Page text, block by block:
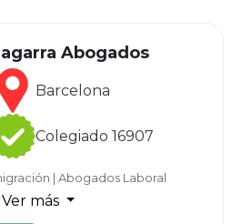
Abogados
Barcelona
Colegiado 16907
| Abogados Laboral
Ver más